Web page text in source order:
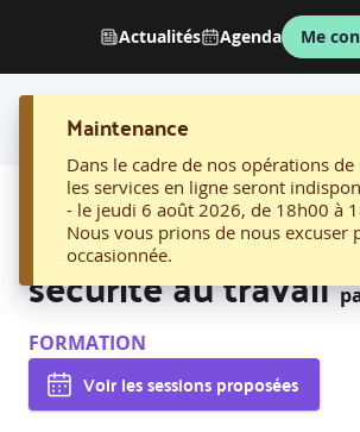
Actualités Agenda Me
Maintenance
Dans le cadre de nos opérations
les services en ligne seront
- le jeudi 6 août 2026, de 18h00 à
Nous vous prions de nous excuser
occasionnée.
AFFICHER LE FIL D'ARIANE
7. Devenir référent
sécurité au travail
FORMATION
Voir les sessions proposées